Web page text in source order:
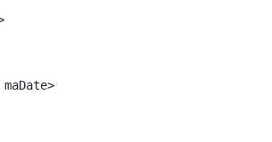
maDate>